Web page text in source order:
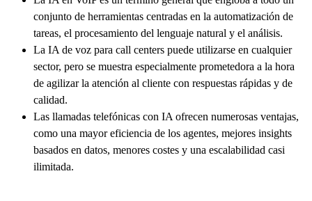
conjunto de herramientas centradas en la automatización de
tareas, el procesamiento del lenguaje natural y el análisis.
La IA de voz para call centers puede utilizarse en cualquier
sector, pero se muestra especialmente prometedora a la hora
de agilizar la atención al cliente con respuestas rápidas y de
calidad.
Las llamadas telefónicas con IA ofrecen numerosas ventajas,
como una mayor eficiencia de los agentes, mejores insights
basados en datos, menores costes y una escalabilidad casi
ilimitada.